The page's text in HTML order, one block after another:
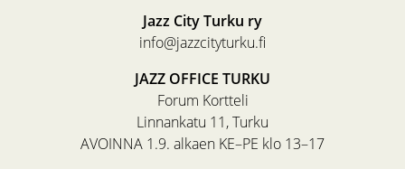
Jazz City Turku ry
info@jazzcityturku.fi
JAZZ OFFICE TURKU
Forum Kortteli
Linnankatu 11, Turku
AVOINNA 1.9. alkaen KE–PE klo 13–17